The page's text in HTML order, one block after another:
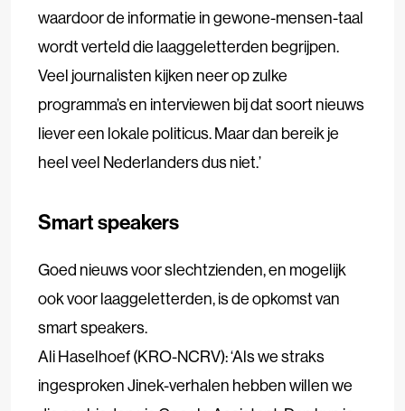
waardoor de informatie in gewone-mensen-taal
wordt verteld die laaggeletterden begrijpen.
Veel journalisten kijken neer op zulke
programma’s en interviewen bij dat soort nieuws
liever een lokale politicus. Maar dan bereik je
heel veel Nederlanders dus niet.’
Smart speakers
Goed nieuws voor slechtzienden, en mogelijk
ook voor laaggeletterden, is de opkomst van
smart speakers.
Ali Haselhoef (KRO-NCRV): ‘Als we straks
ingesproken Jinek-verhalen hebben willen we